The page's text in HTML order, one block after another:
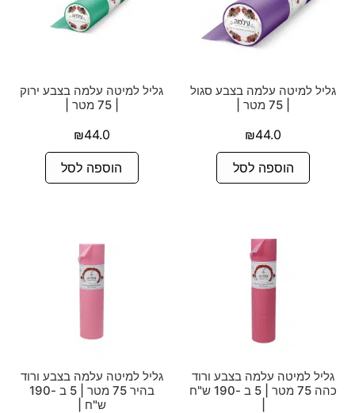
גליל למיטה עלמה בצבע סגול
₪44.0
הוספה לסל
גליל למיטה עלמה בצבע ירוק
| 75 מטר |
₪44.0
הוספה לסל
גליל למיטה עלמה בצבע ורוד
כהה 75 מטר | 5 ב -190 ש"ח
גליל למיטה עלמה בצבע ורוד
בהיר 75 מטר | 5 ב -190
ש"ח |